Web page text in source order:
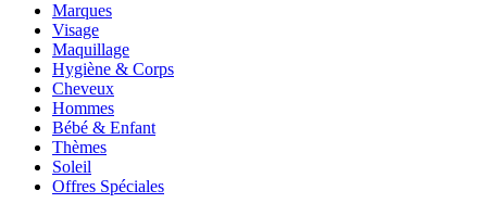
Marques
Visage
Maquillage
Hygiène & Corps
Cheveux
Hommes
Bébé & Enfant
Thèmes
Soleil
Offres Spéciales